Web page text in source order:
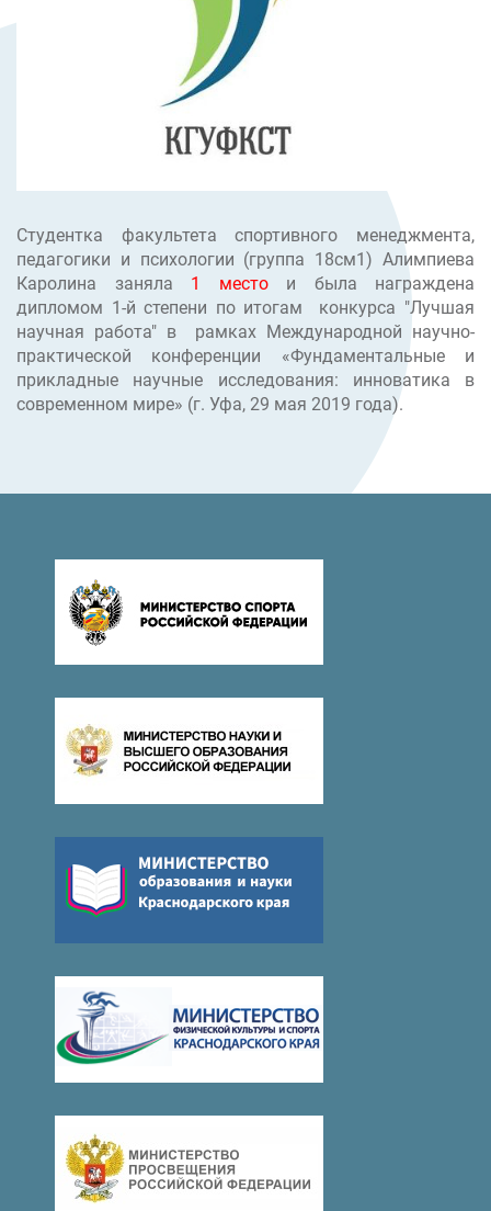
Студентка факультета спортивного менеджмента,
педагогики и психологии (группа 18см1) Алимпиева
Каролина заняла 1 местои была награждена
дипломом 1-й степени по итогам конкурса "Лучшая
научная работа" в рамках Международной научно-
практической конференции «Фундаментальные и
прикладные научные исследования: инноватика в
современном мире» (г. Уфа, 29 мая 2019 года).